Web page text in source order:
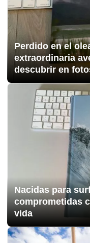
Perdido en el
extraordinaria
descubrir en
Nacidas para
comprometidas
vida